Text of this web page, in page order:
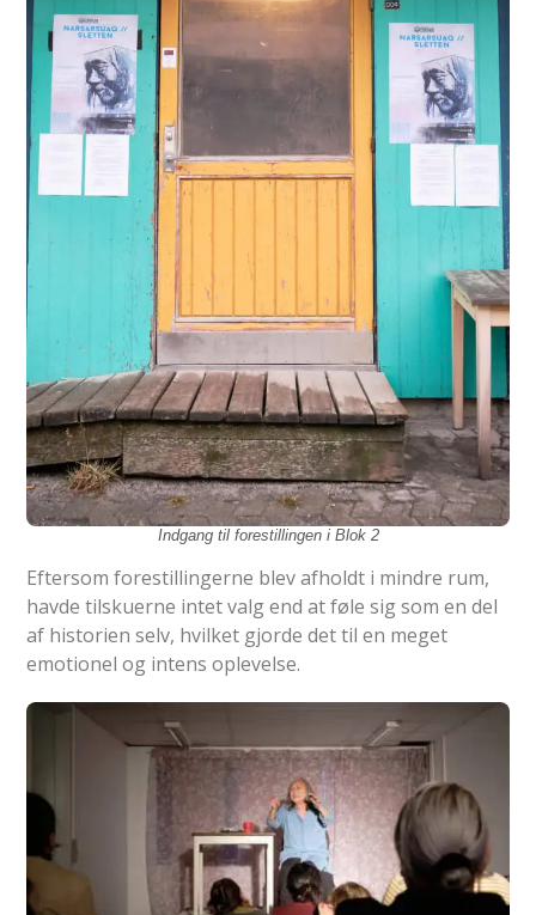
Indgang til forestillingen i Blok 2
Eftersom forestillingerne blev afholdt i mindre rum,
havde tilskuerne intet valg end at føle sig som en del
af historien selv, hvilket gjorde det til en meget
emotionel og intens oplevelse.